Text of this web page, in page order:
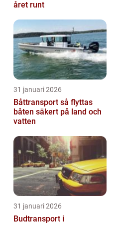
året runt
31 januari 2026
Båttransport så flyttas
båten säkert på land och
vatten
31 januari 2026
Budtransport i